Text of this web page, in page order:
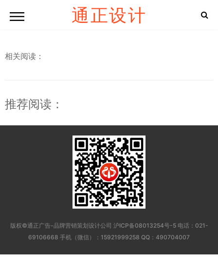
通正设计
相关阅读：
推荐阅读：
版权©通正广告-品牌营销策划设计公司 沪ICP备08013254号-5电话：021-
69106668 手机（微信）：15921999258 QQ：490704007